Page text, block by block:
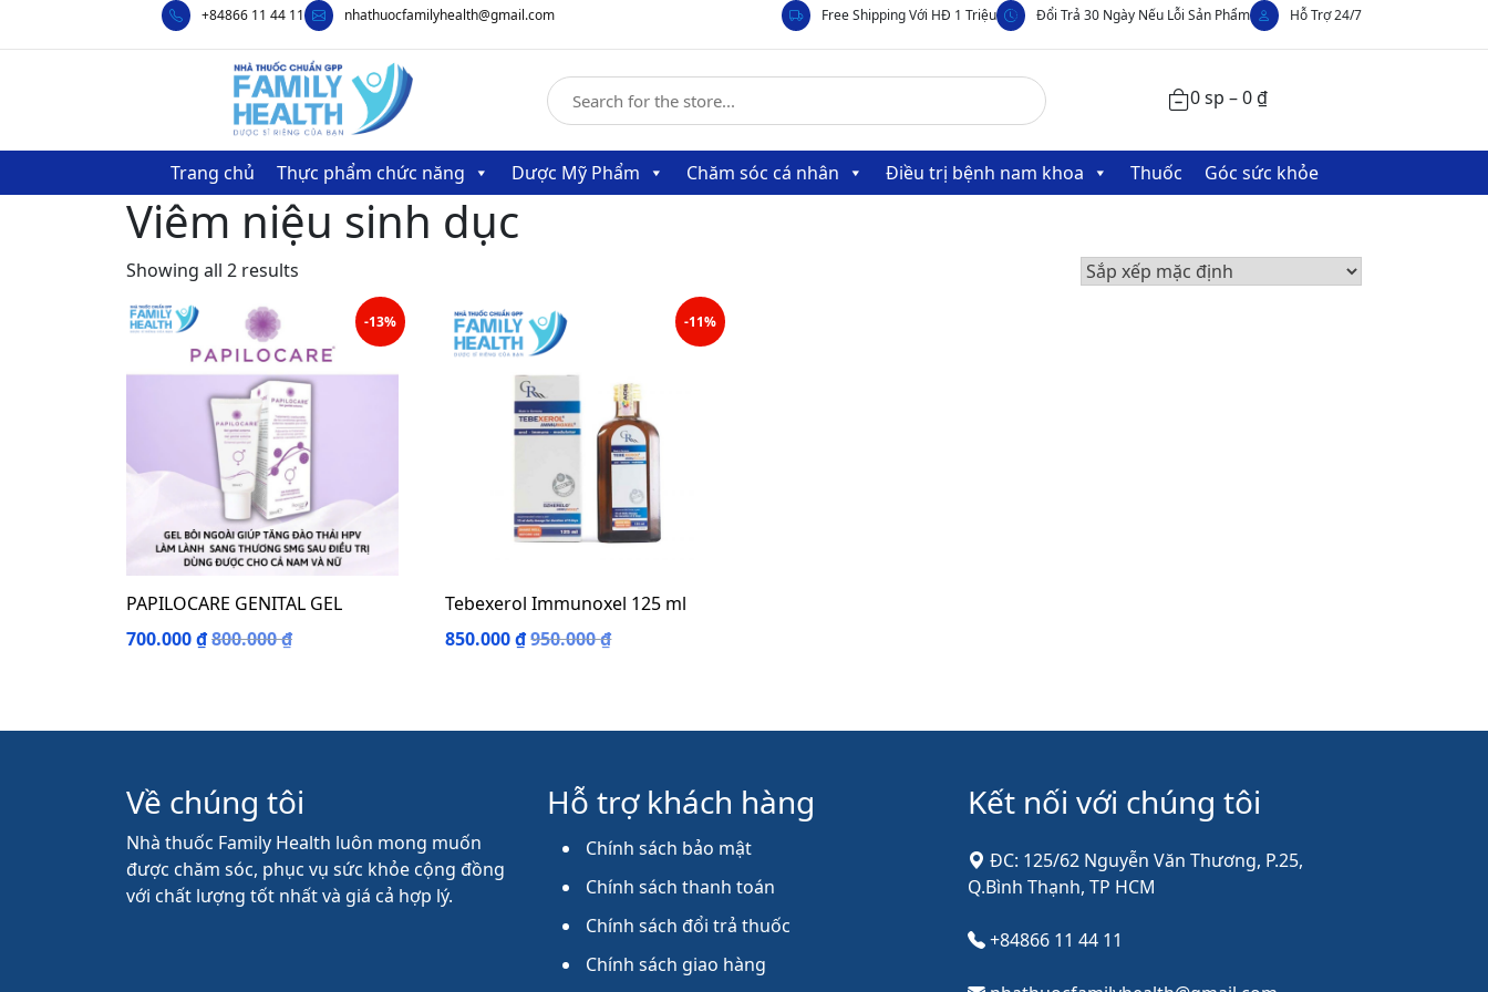
+84866 11 44 11 nhathuocfamilyhealth@gmail.com Free Shipping Với HĐ 1 Triệu Đổi Trả 30 Ngày Nếu Lỗi Sản Phẩm Hỗ Trợ 24/7
0 sp –0₫
Trang chủ Thực phẩm chức năng Dược Mỹ Phẩm Chăm sóc cá nhân Điều trị bệnh nam khoa Thuốc Góc sức khỏe
Viêm niệu sinh dục
Showing all 2 results
-13%
PAPILOCARE GENITAL GEL
700.000₫800.000₫
-11%
Tebexerol Immunoxel 125 ml
850.000₫ 950.000₫
Về chúng tôi
Nhà thuốc Family Health luôn mong muốn
được chăm sóc, phục vụ sức khỏe cộng đồng
với chất lượng tốt nhất và giá cả hợp lý.
Hỗ trợ khách hàng
Chính sách bảo mật
Chính sách thanh toán
Chính sách đổi trả thuốc
Chính sách giao hàng
Kết nối với chúng tôi
ĐC: 125/62 Nguyễn Văn Thương, P.25,
Q.Bình Thạnh, TP HCM
+84866 11 44 11